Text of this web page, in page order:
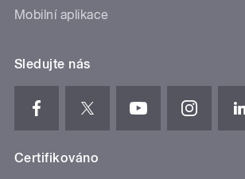
Mobilní aplikace
Sledujte nás
Certifikováno